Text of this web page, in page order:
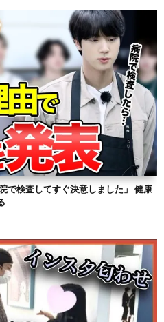
で検査してすぐ決意しました」 健康